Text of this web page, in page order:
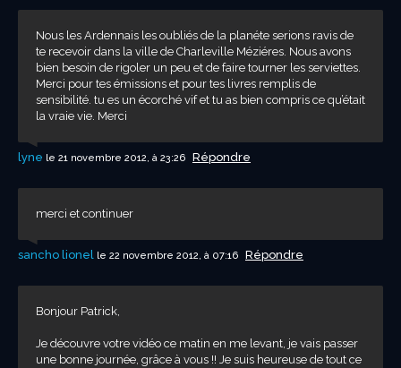
Nous les Ardennais les oubliés de la planéte serions ravis de
te recevoir dans la ville de Charleville Méziéres. Nous avons
bien besoin de rigoler un peu et de faire tourner les serviettes.
Merci pour tes émissions et pour tes livres remplis de
sensibilité. tu es un écorché vif et tu as bien compris ce qu’était
la vraie vie. Merci
lyne le 21 novembre 2012, à 23:26 Répondre
merci et continuer
sancho lionel le 22 novembre 2012, à 07:16 Répondre
Bonjour Patrick,
Je découvre votre vidéo ce matin en me levant, je vais passer
une bonne journée, grâce à vous !! Je suis heureuse de tout ce